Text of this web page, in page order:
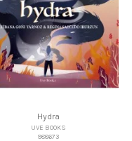
Hydra
UVE BOOKS
988673